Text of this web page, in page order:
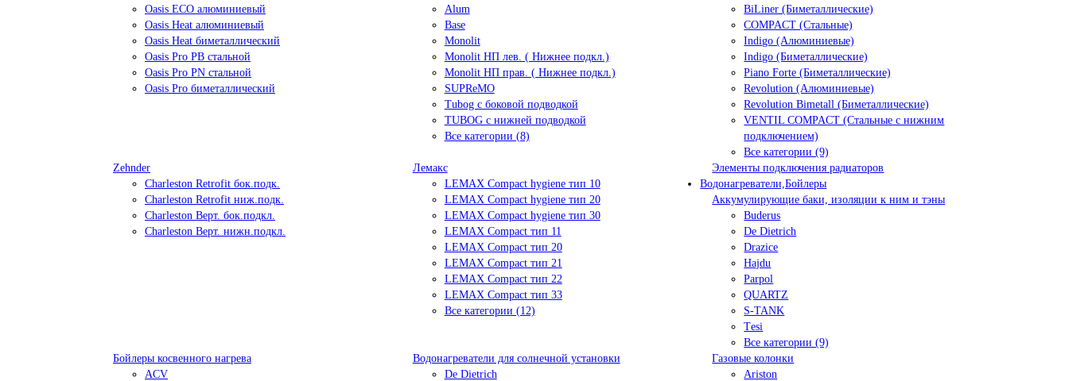
Oasis ECO алюминиевый
Oasis Heat алюминиевый
Oasis Heat биметаллический
Oasis Pro PB стальной
Oasis Pro PN стальной
Oasis Pro биметаллический
Alum
Base
Monolit
Monolit НП лев. ( Нижнее подкл.)
Monolit НП прав. ( Нижнее подкл.)
SUPReMO
Tubog с боковой подводкой
TUBOG с нижней подводкой
Все категории (8)
BiLiner (Биметаллические)
COMPACT (Стальные)
Indigo (Алюминиевые)
Indigo (Биметаллические)
Piano Forte (Биметаллические)
Revolution (Алюминиевые)
Revolution Bimetall (Биметаллические)
VENTIL COMPACT (Стальные с нижним
подключением)
Все категории (9)
Zehnder
Charleston Retrofit бок.подк.
Charleston Retrofit ниж.подк.
Charleston Верт. бок.подкл.
Charleston Верт. нижн.подкл.
Лемакс
LEMAX Compact hygiene тип 10
LEMAX Compact hygiene тип 20
LEMAX Compact hygiene тип 30
LEMAX Compact тип 11
LEMAX Compact тип 20
LEMAX Compact тип 21
LEMAX Compact тип 22
LEMAX Compact тип 33
Все категории (12)
Элементы подключения радиаторов
Водонагреватели,Бойлеры
Аккумулирующие баки, изоляции к ним и тэны
Buderus
De Dietrich
Drazice
Hajdu
Parpol
QUARTZ
S-TANK
Tеsi
Все категории (9)
Бойлеры косвенного нагрева
ACV
Водонагреватели для солнечной установки
De Dietrich
Газовые колонки
Ariston